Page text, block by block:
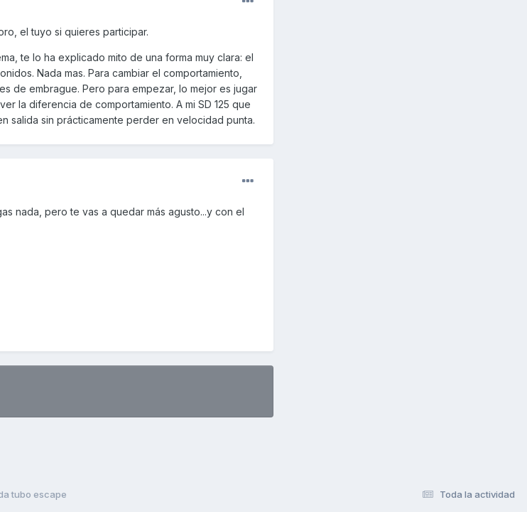
el tuyo si quieres participar.
te lo ha explicado mito de una forma muy clara: el
Nada mas. Para cambiar el comportamiento,
de embrague. Pero para empezar, lo mejor es jugar
la diferencia de comportamiento. A mi SD 125 que
salida sin prácticamente perder en velocidad punta.
nada, pero te vas a quedar más agusto...y con el
Toda la actividad
tubo escape